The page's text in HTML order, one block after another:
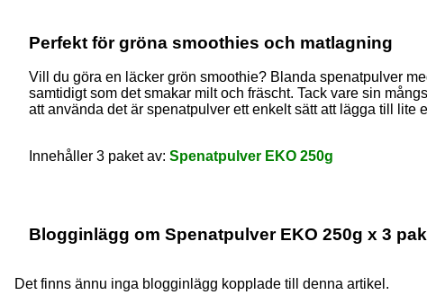
Perfekt för gröna smoothies och matlagning
Vill du göra en läcker grön smoothie? Blanda spenatpulver
samtidigt som det smakar milt och fräscht. Tack vare sin
att använda det är spenatpulver ett enkelt sätt att lägga till lite
Innehåller 3 paket av: Spenatpulver EKO 250g
Blogginlägg om Spenatpulver EKO 250g x 3
Det finns ännu inga blogginlägg kopplade till denna artikel.